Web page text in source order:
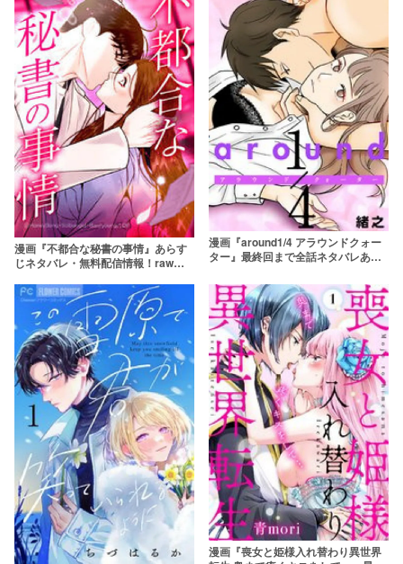
漫画『不都合な秘書の事情』あらす
じネタバレ・無料配信情報！rawや
漫画『around1/4 アラウンドクォー
ター』最終回まで全話ネタバレあら
漫画『喪女と姫様入れ替わり異世界